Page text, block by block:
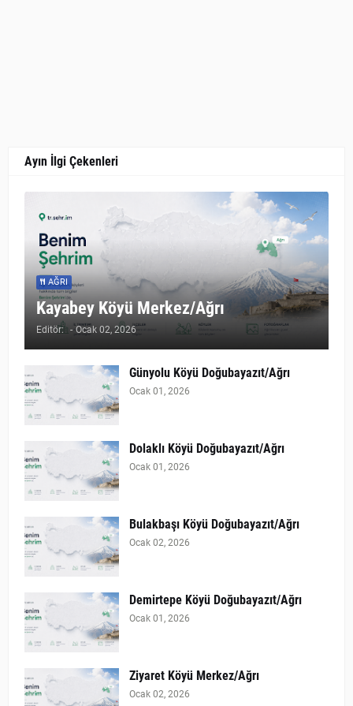
Ayın İlgi Çekenleri
AĞRI
Kayabey Köyü Merkez/Ağrı
Editör: - Ocak 02, 2026
Günyolu Köyü Doğubayazıt/Ağrı
Ocak 01, 2026
Dolaklı Köyü Doğubayazıt/Ağrı
Ocak 01, 2026
Bulakbaşı Köyü Doğubayazıt/Ağrı
Ocak 02, 2026
Demirtepe Köyü Doğubayazıt/Ağrı
Ocak 01, 2026
Ziyaret Köyü Merkez/Ağrı
Ocak 02, 2026